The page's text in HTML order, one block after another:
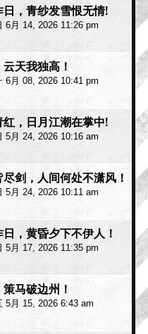
日，青纱发雪恨无情!
6月 14, 2026 11:26 pm
天我独高！
6月 08, 2026 10:41 pm
红，日月江潮在掌中!
5月 24, 2026 10:16 am
剑，人间何处不潇风！
5月 24, 2026 10:11 am
，黄昏夕下不伊人！
5月 17, 2026 11:35 pm
马破边州！
5月 15, 2026 6:43 am